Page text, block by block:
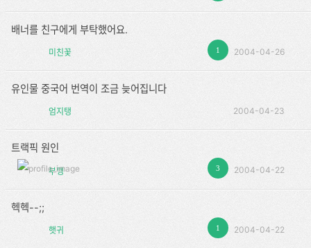
배너를 친구에게 부탁했어요.
1
미친꽃 2004-04-26
유인물 중국어 번역이 조금 늦어집니다
엄지탱 2004-04-23
트랙픽 원인
3
부깽 2004-04-22
헥헥--;;
1
햇귀 2004-04-22